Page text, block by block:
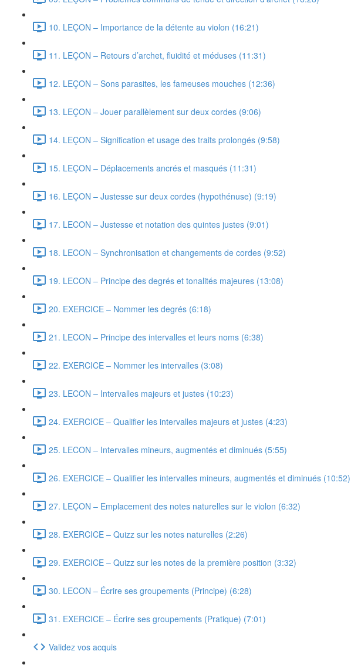
10. LEÇON – Importance de la détente au violon (16:21)
11. LEÇON – Retours d’archet, fluidité et méduses (11:31)
12. LEÇON – Sons parasites, les fameuses mouches (12:36)
13. LEÇON – Jouer parallèlement sur deux cordes (9:06)
14. LEÇON – Signification et usage des traits prolongés (9:58)
15. LEÇON – Déplacements ancrés et masqués (11:31)
16. LEÇON – Justesse sur deux cordes (hypothénuse) (9:19)
17. LECON – Justesse et notation des quintes justes (9:01)
18. LECON – Synchronisation et changements de cordes (9:52)
19. LECON – Principe des degrés et tonalités majeures (13:08)
20. EXERCICE – Nommer les degrés (6:18)
21. LECON – Principe des intervalles et leurs noms (6:38)
22. EXERCICE – Nommer les intervalles (3:08)
23. LECON – Intervalles majeurs et justes (10:23)
24. EXERCICE – Qualifier les intervalles majeurs et justes (4:23)
25. LECON – Intervalles mineurs, augmentés et diminués (5:55)
26. EXERCICE – Qualifier les intervalles mineurs, augmentés et diminués (10:52)
27. LEÇON – Emplacement des notes naturelles sur le violon (6:32)
28. EXERCICE – Quizz sur les notes naturelles (2:26)
29. EXERCICE – Quizz sur les notes de la première position (3:32)
30. LECON – Écrire ses groupements (Principe) (6:28)
31. EXERCICE – Écrire ses groupements (Pratique) (7:01)
Validez vos acquis